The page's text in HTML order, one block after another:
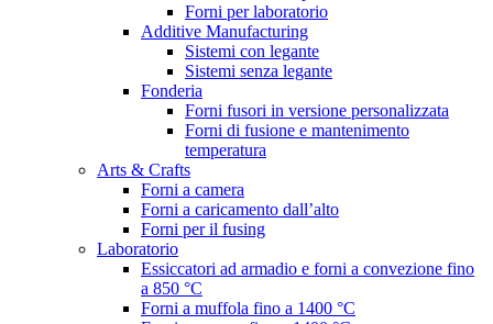
Forni per laboratorio
Additive Manufacturing
Sistemi con legante
Sistemi senza legante
Fonderia
Forni fusori in versione personalizzata
Forni di fusione e mantenimento
temperatura
Arts & Crafts
Forni a camera
Forni a caricamento dall’alto
Forni per il fusing
Laboratorio
Essiccatori ad armadio e forni a convezione fino
a 850 °C
Forni a muffola fino a 1400 °C